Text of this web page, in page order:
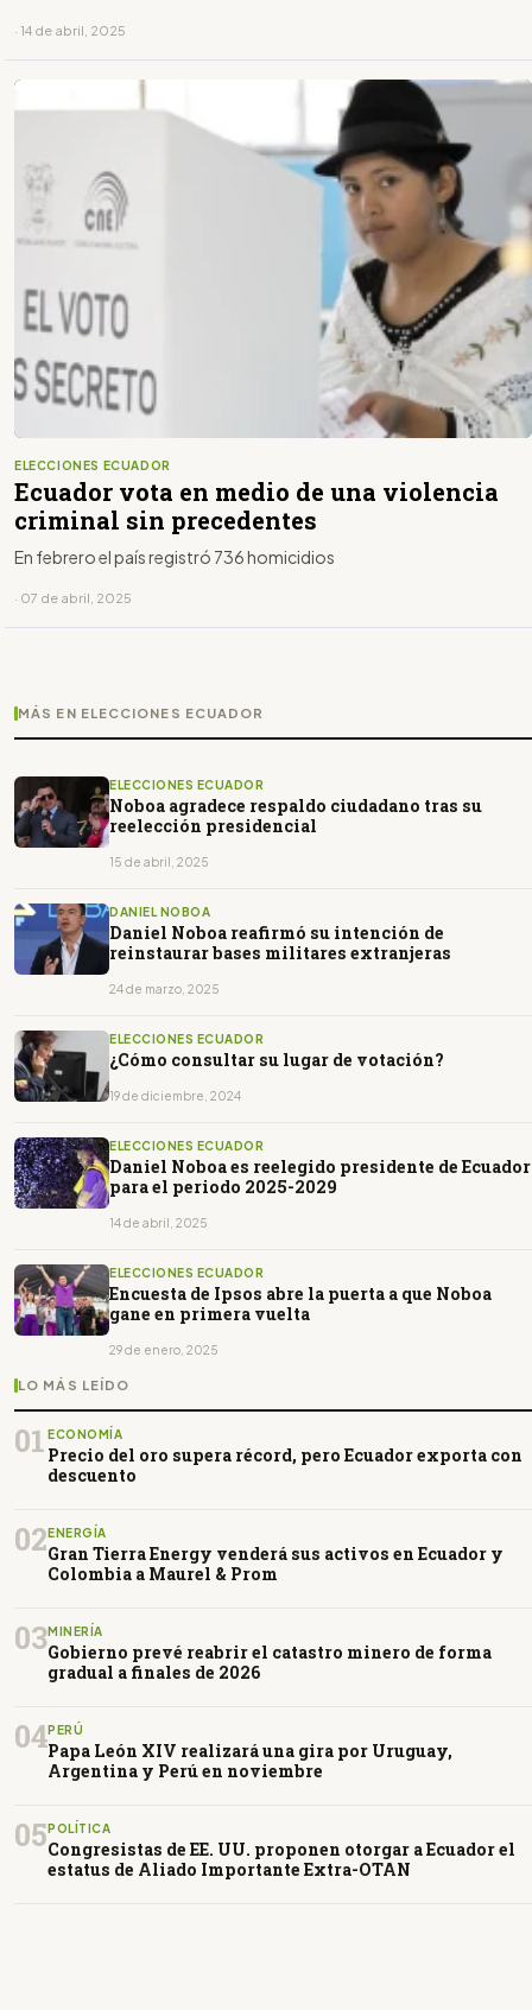
· 14 de abril, 2025
ELECCIONES ECUADOR
Ecuador vota en medio de una violencia
criminal sin precedentes
En febrero el país registró 736 homicidios
· 07 de abril, 2025
MÁS EN ELECCIONES ECUADOR
ELECCIONES ECUADOR
Noboa agradece respaldo ciudadano tras su
reelección presidencial
15 de abril, 2025
DANIEL NOBOA
Daniel Noboa reafirmó su intención de
reinstaurar bases militares extranjeras
24 de marzo, 2025
ELECCIONES ECUADOR
¿Cómo consultar su lugar de votación?
19 de diciembre, 2024
ELECCIONES ECUADOR
Daniel Noboa es reelegido presidente de Ecuador
para el periodo 2025-2029
14 de abril, 2025
ELECCIONES ECUADOR
Encuesta de Ipsos abre la puerta a que Noboa
gane en primera vuelta
29 de enero, 2025
LO MÁS LEÍDO
01 ECONOMÍA
Precio del oro supera récord, pero Ecuador exporta con
descuento
02 ENERGÍA
Gran Tierra Energy venderá sus activos en Ecuador y
Colombia a Maurel & Prom
03MINERÍA
Gobierno prevé reabrir el catastro minero de forma
gradual a finales de 2026
04PERÚ
Papa León XIV realizará una gira por Uruguay,
Argentina y Perú en noviembre
05 POLÍTICA
Congresistas de EE. UU. proponen otorgar a Ecuador el
estatus de Aliado Importante Extra-OTAN